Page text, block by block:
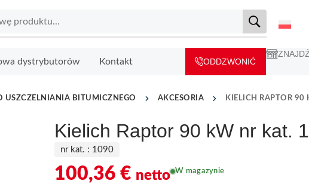
dystrybutorów Kontakt ODDZWONIĆ
USZCZELNIANIA BITUMICZNEGO AKCESORIA KIELICH RAPTOR 90
Kielich Raptor 90 kW nr kat.
nr kat. : 1090
100,36 € netto W magazynie